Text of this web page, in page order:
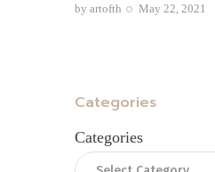
by artofth May 22, 2021
Categories
Categories